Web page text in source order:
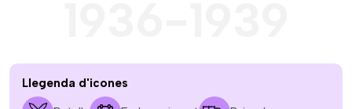
Llegenda d'icones